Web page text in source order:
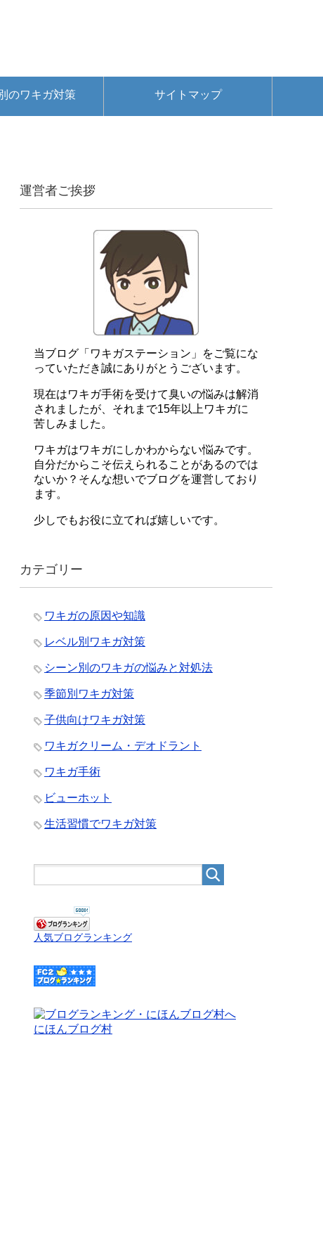
のワキガ対策 サイトマップ
運営者ご挨拶
当ブログ「ワキガステーション」をご覧にな
っていただき誠にありがとうございます。
現在はワキガ手術を受けて臭いの悩みは解消
されましたが、それまで15年以上ワキガに
苦しみました。
ワキガはワキガにしかわからない悩みです。
自分だからこそ伝えられることがあるのでは
ないか？そんな想いでブログを運営しており
ます。
少しでもお役に立てれば嬉しいです。
カテゴリー
ワキガの原因や知識
レベル別ワキガ対策
シーン別のワキガの悩みと対処法
季節別ワキガ対策
子供向けワキガ対策
ワキガクリーム・デオドラント
ワキガ手術
ビューホット
生活習慣でワキガ対策
人気ブログランキング
にほんブログ村